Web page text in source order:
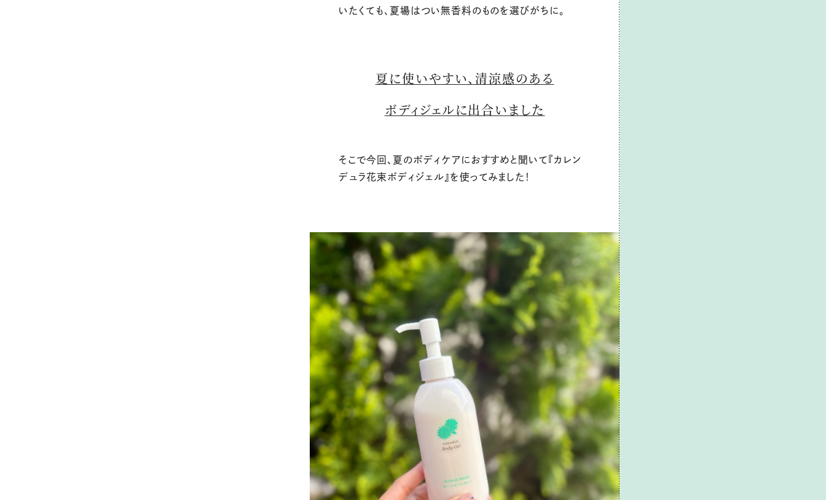
いたくても、夏場はつい無香料のものを選びがちに。
夏に使いやすい、清涼感のある
ボディジェルに出合いました
そこで今回、夏のボディケアにおすすめと聞いて『カレン
デュラ花束ボディジェル』を使ってみました！